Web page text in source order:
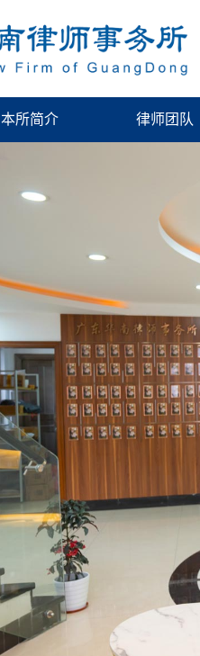
本所简介 律师团队